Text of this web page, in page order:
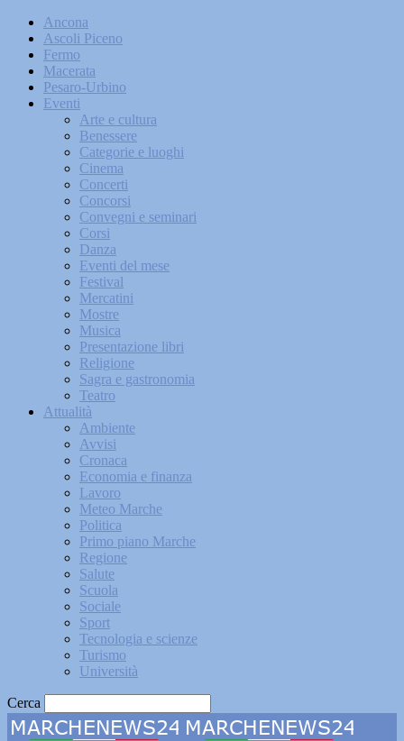
Ancona
Ascoli Piceno
Fermo
Macerata
Pesaro-Urbino
Eventi
Arte e cultura
Benessere
Categorie e luoghi
Cinema
Concerti
Concorsi
Convegni e seminari
Corsi
Danza
Eventi del mese
Festival
Mercatini
Mostre
Musica
Presentazione libri
Religione
Sagra e gastronomia
Teatro
Attualità
Ambiente
Avvisi
Cronaca
Economia e finanza
Lavoro
Meteo Marche
Politica
Primo piano Marche
Regione
Salute
Scuola
Sociale
Sport
Tecnologia e scienze
Turismo
Università
Cerca